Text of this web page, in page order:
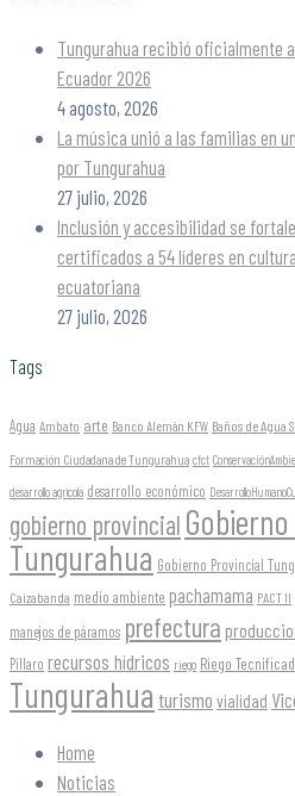
Tungurahua recibió oficialmente
Ecuador 2026
4 agosto, 2026
La música unió a las familias en
por Tungurahua
27 julio, 2026
Inclusión y accesibilidad se
certificados a 54 líderes en
ecuatoriana
27 julio, 2026
Tags
Agua Ambato arte Banco Alemán KFW Baños de Agua
Formación Ciudadana de Tungurahua cfct
desarrollo agrícola desarrollo económico
gobierno provincial
Tungurahua Gobierno Provincial
Caizabanda medio ambiente pachamama PACT II
manejos de páramos prefectura
Píllaro recursos hídricos riego Riego
Tungurahua turismo vialidad
Home
Noticias